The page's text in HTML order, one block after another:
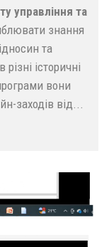
управління та
знання
та
історичні
вони
заходів від...